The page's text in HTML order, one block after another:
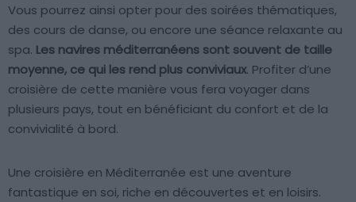
Vous pourrez ainsi opter pour des soirées thématiques,
des cours de danse, ou encore une séance relaxante au
spa. Les navires méditerranéens sont souvent de taille
moyenne, ce qui les rend plus conviviaux. Profiter d’une
croisière de cette manière vous fera voyager dans
plusieurs pays, tout en bénéficiant du confort et de la
convivialité à bord.
Une croisière en Méditerranée est une aventure
fantastique en soi, riche en découvertes et en loisirs.